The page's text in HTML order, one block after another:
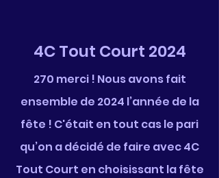
4C Tout Court 2024
270 merci ! Nous avons fait
ensemble de 2024 l’année de la
fête ! C'était en tout cas le pari
qu’on a décidé de faire avec 4C
Tout Court en choisissant la fête